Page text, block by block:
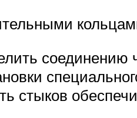
соединению
стыков